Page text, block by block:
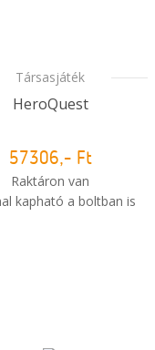
Társasjáték
HeroQuest
57306,- Ft
Raktáron van
kapható a boltban is